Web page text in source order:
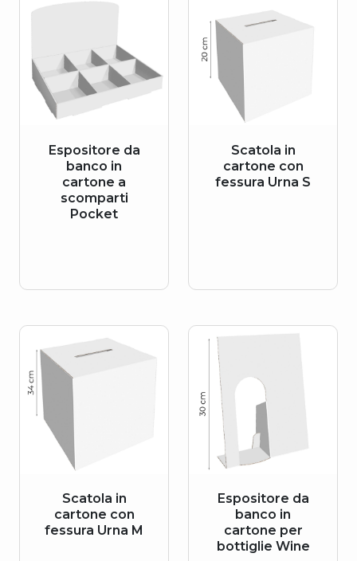
Espositore da
banco in
cartone a
scomparti
Pocket
Scatola in
cartone con
fessura Urna S
Scatola in
cartone con
fessura Urna M
Espositore da
banco in
cartone per
bottiglie Wine